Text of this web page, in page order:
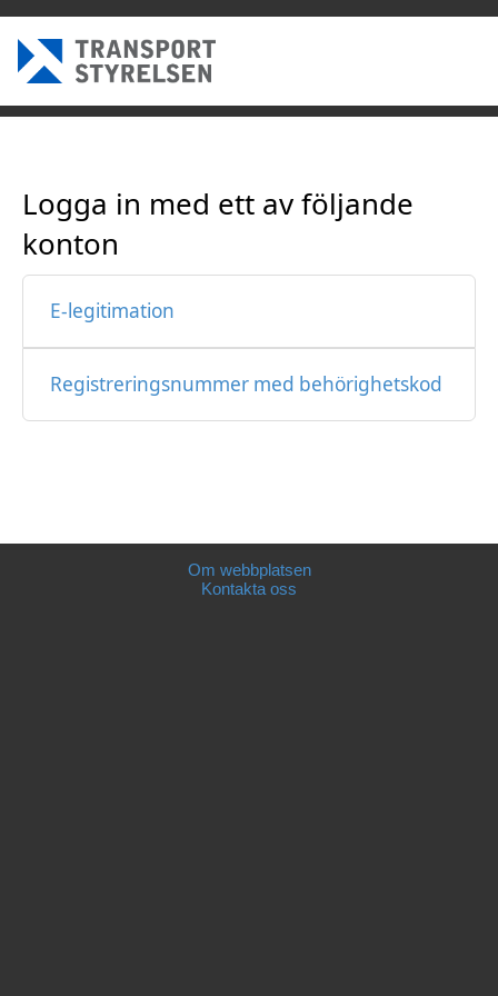
Logga in med ett av följande
konton
E-legitimation
Registreringsnummer med behörighetskod
Om webbplatsen
Kontakta oss